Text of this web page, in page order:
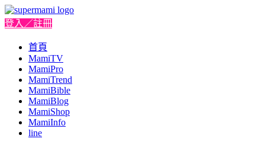
登入／註冊
首頁
MamiTV
MamiPro
MamiTrend
MamiBible
MamiBlog
MamiShop
MamiInfo
line